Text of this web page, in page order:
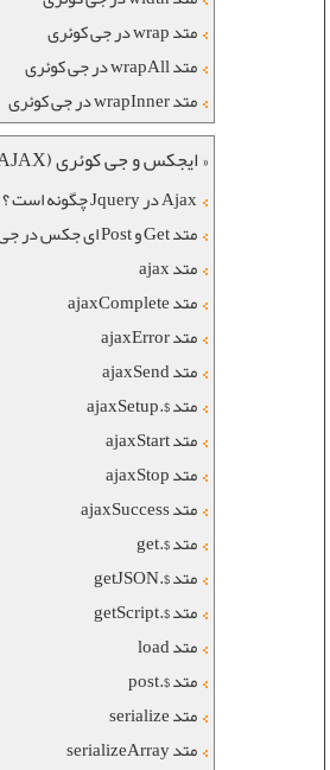
متد wrap در جی کوئری
متد wrapAll در جی کوئری
متد wrapInner در جی کوئری
« ایجکس و جی کوئری (jQuery AJAX) »
Ajax در Jquery چگونه است ؟
متد Get و Post ای جکس در جی کوئری
متد ajax
متد ajaxComplete
متد ajaxError
متد ajaxSend
متد $.ajaxSetup
متد ajaxStart
متد ajaxStop
متد ajaxSuccess
متد $.get
متد $.getJSON
متد $.getScript
متد load
متد $.post
متد serialize
متد serializeArray